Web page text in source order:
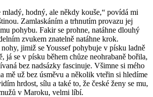
mladý, hodný, ale někdy kouše,“ povídá mi
Zamlaskáním a trhnutím provazu jej
pohybu. Fakir se prohne, natáhne dlouhý
zvukem znatelně natáhne krok.
nohy, jimiž se Youssef pohybuje v písku ladně
já se v písku během chůze neohrabaně bořila,
bez nadsázky fascinuje. Všimne si mého
mě už bez úsměvu a několik vteřin si hledíme
hrdost, sílu a také to, že české ženy se mu,
v Maroku, velmi líbí.